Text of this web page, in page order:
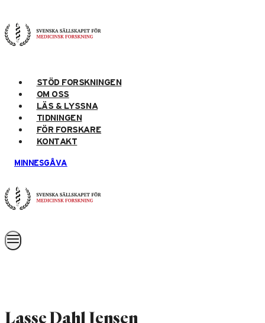
to
content
STÖD FORSKNINGEN
OM OSS
LÄS & LYSSNA
TIDNINGEN
FÖR FORSKARE
KONTAKT
MINNESGÅVA
Lasse Dahl Jensen